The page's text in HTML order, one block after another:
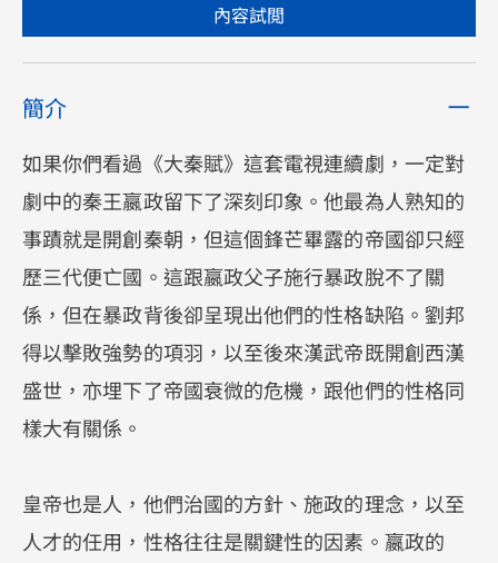
內容試閲
簡介
如果你們看過《大秦賦》這套電視連續劇，一定對
劇中的秦王嬴政留下了深刻印象。他最為人熟知的
事蹟就是開創秦朝，但這個鋒芒畢露的帝國卻只經
歷三代便亡國。這跟嬴政父子施行暴政脫不了關
係，但在暴政背後卻呈現出他們的性格缺陷。劉邦
得以擊敗強勢的項羽，以至後來漢武帝既開創西漢
盛世，亦埋下了帝國衰微的危機，跟他們的性格同
樣大有關係。
皇帝也是人，他們治國的方針、施政的理念，以至
人才的任用，性格往往是關鍵性的因素。嬴政的